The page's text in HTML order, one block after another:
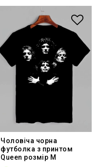
Чоловіча чорна
футболка з принтом
Queen розмір M